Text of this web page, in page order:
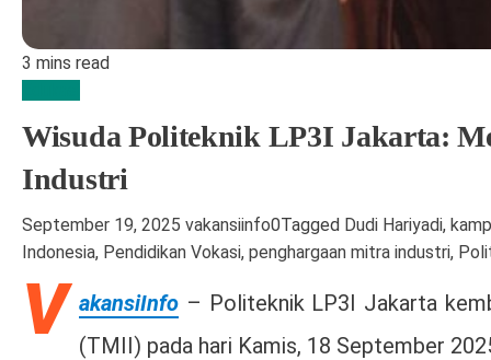
3 mins read
Wisuda Politeknik LP3I Jakarta:
Industri
September 19, 2025 vakansiinfo0Tagged Dudi Hariyadi,
Indonesia, Pendidikan Vokasi, penghargaan mitra industri,
V akansiInfo – Politeknik LP3I Jakarta
(TMII) pada hari Kamis, 18 September